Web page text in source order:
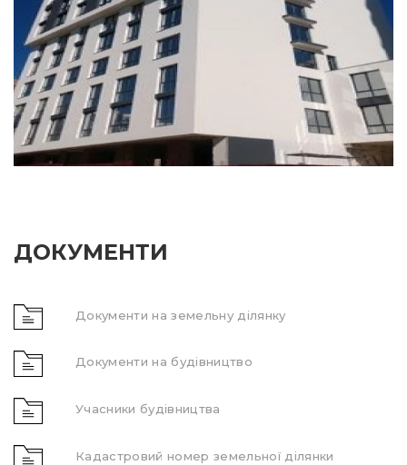
ДОКУМЕНТИ
Документи на земельну ділянку
Документи на будівництво
Учасники будівництва
Кадастровий номер земельної ділянки